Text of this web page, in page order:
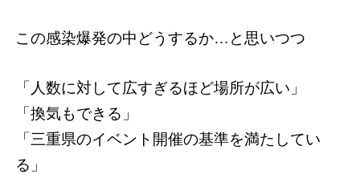
この感染爆発の中どうするか…と思いつつ
「人数に対して広すぎるほど場所が広い」
「換気もできる」
「三重県のイベント開催の基準を満たしてい
る」